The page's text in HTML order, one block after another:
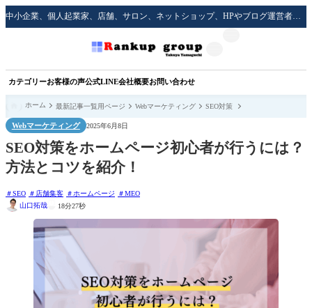
中小企業、個人起業家、店舗、サロン、ネットショップ、HPやブログ運営者のための実践的な集客方法をサポート！
カテゴリーお客様の声公式LINE会社概要お問い合わせ
ホーム 最新記事一覧用ページ Webマーケティング SEO対策
Webマーケティング 2025年6月8日
SEO対策をホームページ初心者が行うには？
方法とコツを紹介！
SEO 店舗集客 ホームページ
MEO
山口拓哉
18分27秒